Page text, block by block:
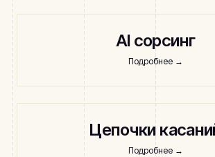
AI сорсинг
Подробнее→
Цепочки
Подробнее→